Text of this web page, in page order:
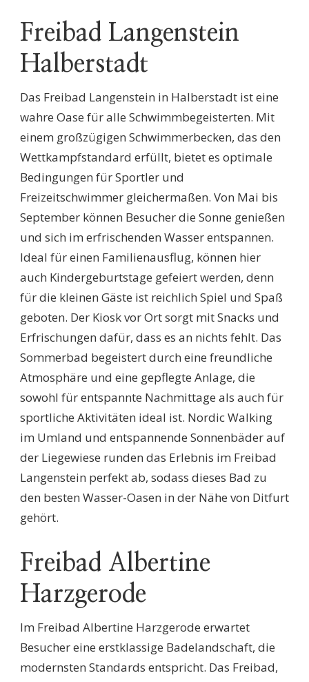
Freibad Langenstein
Halberstadt
Das Freibad Langenstein in Halberstadt ist eine
wahre Oase für alle Schwimmbegeisterten. Mit
einem großzügigen Schwimmerbecken, das den
Wettkampfstandard erfüllt, bietet es optimale
Bedingungen für Sportler und
Freizeitschwimmer gleichermaßen. Von Mai bis
September können Besucher die Sonne genießen
und sich im erfrischenden Wasser entspannen.
Ideal für einen Familienausflug, können hier
auch Kindergeburtstage gefeiert werden, denn
für die kleinen Gäste ist reichlich Spiel und Spaß
geboten. Der Kiosk vor Ort sorgt mit Snacks und
Erfrischungen dafür, dass es an nichts fehlt. Das
Sommerbad begeistert durch eine freundliche
Atmosphäre und eine gepflegte Anlage, die
sowohl für entspannte Nachmittage als auch für
sportliche Aktivitäten ideal ist. Nordic Walking
im Umland und entspannende Sonnenbäder auf
der Liegewiese runden das Erlebnis im Freibad
Langenstein perfekt ab, sodass dieses Bad zu
den besten Wasser-Oasen in der Nähe von Ditfurt
gehört.
Freibad Albertine
Harzgerode
Im Freibad Albertine Harzgerode erwartet
Besucher eine erstklassige Badelandschaft, die
modernsten Standards entspricht. Das Freibad,